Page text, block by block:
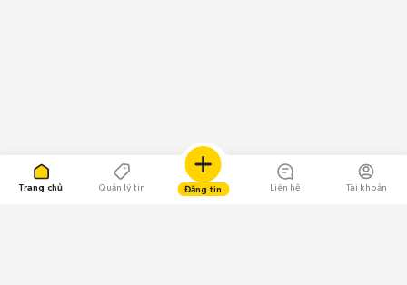
Trang chủ Quản lý tin Đăng tin Liên hệ Tài khoản